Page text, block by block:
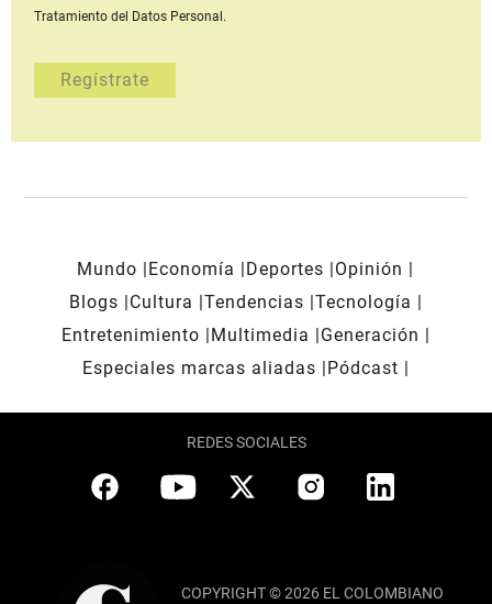
Tratamiento del Datos Personal.
Mundo Economía Deportes
Opinión
Blogs
Cultura Tendencias Tecnología
Entretenimiento
Multimedia
Generación
Especiales marcas aliadas
Pódcast
REDES SOCIALES
COPYRIGHT © 2026 EL COLOMBIANO